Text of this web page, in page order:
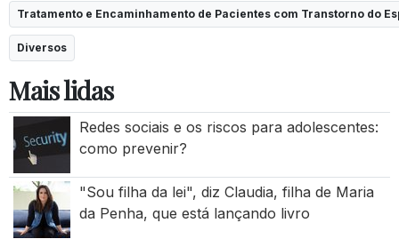
Tratamento e Encaminhamento de Pacientes com Transtorno do
Diversos
Mais lidas
Redes sociais e os riscos para adolescentes:
como prevenir?
"Sou filha da lei", diz Claudia, filha de Maria
da Penha, que está lançando livro